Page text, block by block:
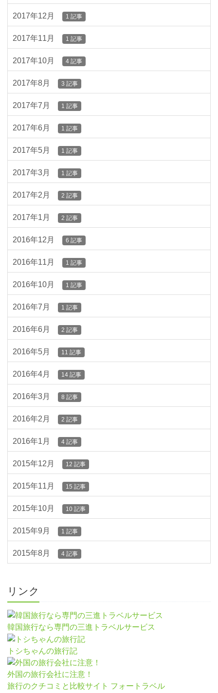
2017年12月 1 記事
2017年11月 1 記事
2017年10月 4 記事
2017年8月 3 記事
2017年7月 1 記事
2017年6月 1 記事
2017年5月 1 記事
2017年3月 1 記事
2017年2月 2 記事
2017年1月 2 記事
2016年12月 6 記事
2016年11月 1 記事
2016年10月 1 記事
2016年7月 1 記事
2016年6月 2 記事
2016年5月 11 記事
2016年4月 14 記事
2016年3月 8 記事
2016年2月 2 記事
2016年1月 4 記事
2015年12月 12 記事
2015年11月 15 記事
2015年10月 10 記事
2015年9月 1 記事
2015年8月 4 記事
リンク
韓国旅行なら専門の三進トラベルサービス
トシちゃんの旅行記
外国の旅行会社に注意！
旅行のクチコミと比較サイト フォートラベル